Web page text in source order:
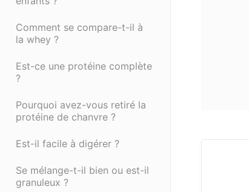
Comment se compare-t-il à
la whey ?
Est-ce une protéine complète
?
Pourquoi avez-vous retiré la
protéine de chanvre ?
Est-il facile à digérer ?
Se mélange-t-il bien ou est-il
granuleux ?